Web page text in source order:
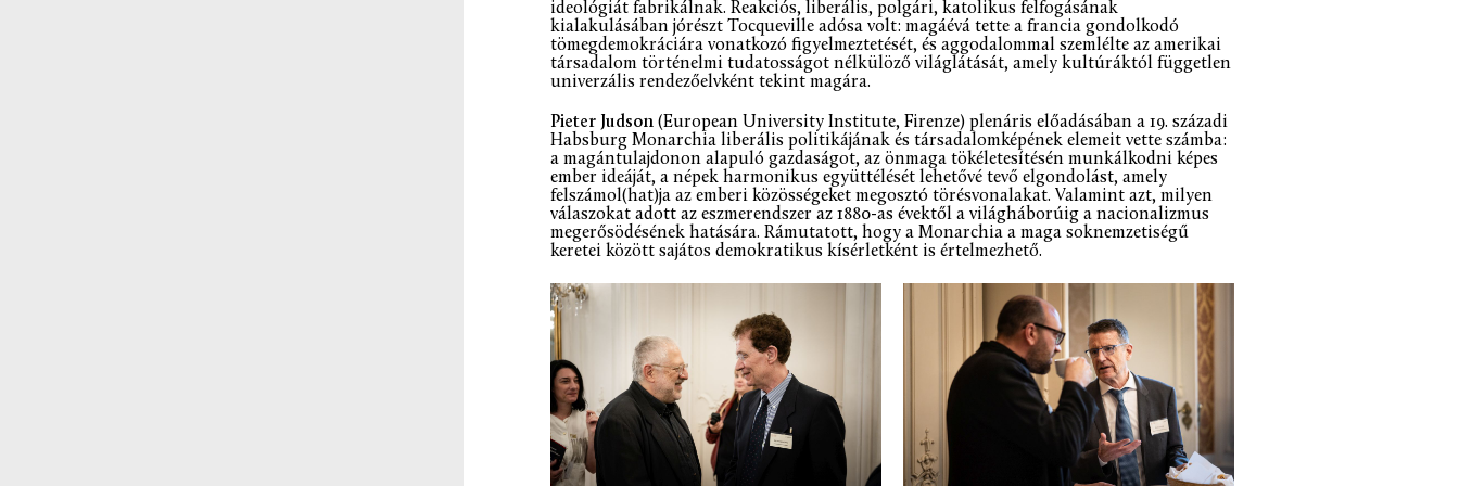
ideológiát fabrikálnak. Reakciós, liberális, polgári, katolikus felfogásának
kialakulásában jórészt Tocqueville adósa volt: magáévá tette a francia gondolkodó
tömegdemokráciára vonatkozó figyelmeztetését, és aggodalommal szemlélte az amerikai
társadalom történelmi tudatosságot nélkülöző világlátását, amely kultúráktól független
univerzális rendezőelvként tekint magára.
Pieter Judson (European University Institute, Firenze) plenáris előadásában a 19. századi
Habsburg Monarchia liberális politikájának és társadalomképének elemeit vette számba:
a magántulajdonon alapuló gazdaságot, az önmaga tökéletesítésén munkálkodni képes
ember ideáját, a népek harmonikus együttélését lehetővé tevő elgondolást, amely
felszámol(hat)ja az emberi közösségeket megosztó törésvonalakat. Valamint azt, milyen
válaszokat adott az eszmerendszer az 1880-as évektől a világháborúig a nacionalizmus
megerősödésének hatására. Rámutatott, hogy a Monarchia a maga soknemzetiségű
keretei között sajátos demokratikus kísérletként is értelmezhető.